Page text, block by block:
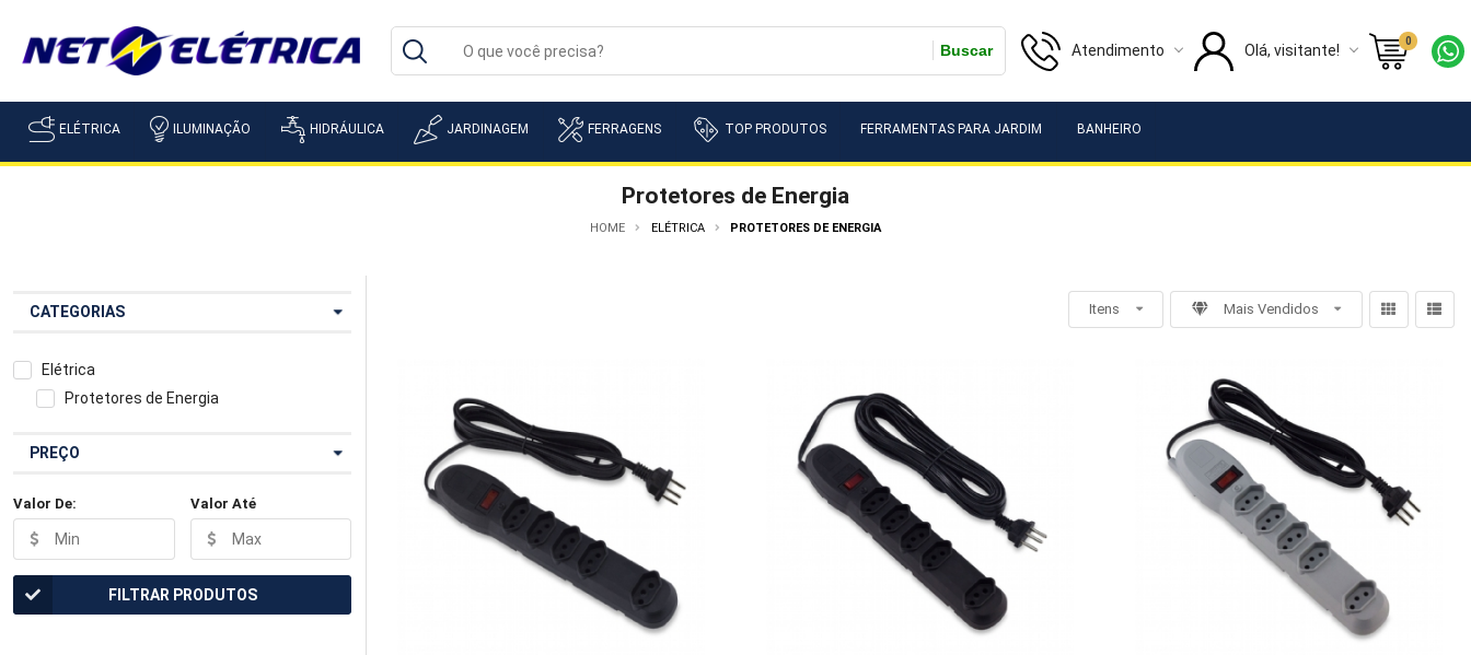
Buscar Atendimento Olá, visitante!
0
ELÉTRICA ILUMINAÇÃO HIDRÁULICA JARDINAGEM FERRAGENS TOP PRODUTOS FERRAMENTAS PARA JARDIM BANHEIRO
Protetores de Energia
HOME ELÉTRICA PROTETORES DE ENERGIA
CATEGORIAS
Elétrica
Protetores de Energia
PREÇO
Valor De: Valor Até
FILTRAR PRODUTOS
Itens Mais Vendidos